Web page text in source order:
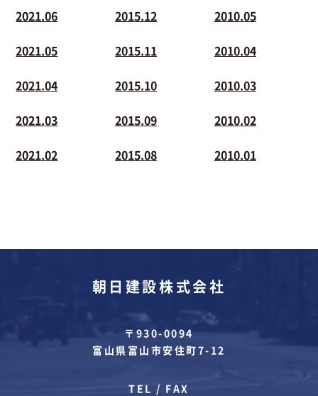
2021.06
2021.05
2021.04
2021.03
2021.02
2015.12
2015.11
2015.10
2015.09
2015.08
2010.05
2010.04
2010.03
2010.02
2010.01
朝日建設株式会社
〒930-0094
富山県富山市安住町7-12
TEL / FAX